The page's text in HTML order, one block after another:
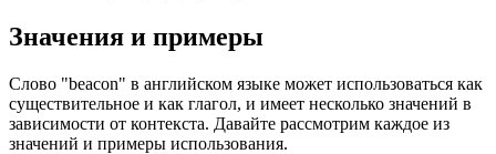
Значения и примеры
Слово "beacon" в английском языке может использоваться как
существительное и как глагол, и имеет несколько значений в
зависимости от контекста. Давайте рассмотрим каждое из
значений и примеры использования.